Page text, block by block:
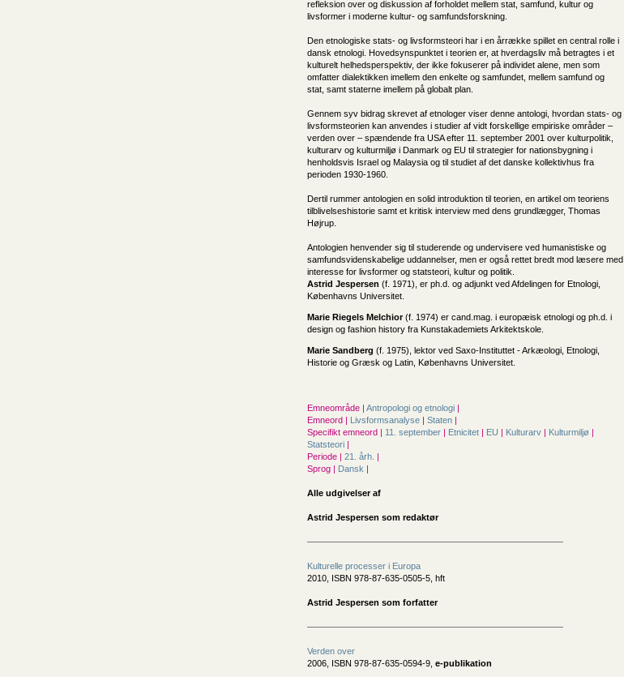
refleksion over og diskussion af forholdet mellem stat, samfund, kultur og
livsformer i moderne kultur- og samfundsforskning.
Den etnologiske stats- og livsformsteori har i en årrække spillet en central rolle i
dansk etnologi. Hovedsynspunktet i teorien er, at hverdagsliv må betragtes i et
kulturelt helhedsperspektiv, der ikke fokuserer på individet alene, men som
omfatter dialektikken imellem den enkelte og samfundet, mellem samfund og
stat, samt staterne imellem på globalt plan.
Gennem syv bidrag skrevet af etnologer viser denne antologi, hvordan stats- og
livsformsteorien kan anvendes i studier af vidt forskellige empiriske områder –
verden over – spændende fra USA efter 11. september 2001 over kulturpolitik,
kulturarv og kulturmiljø i Danmark og EU til strategier for nationsbygning i
henholdsvis Israel og Malaysia og til studiet af det danske kollektivhus fra
perioden 1930-1960.
Dertil rummer antologien en solid introduktion til teorien, en artikel om teoriens
tilblivelseshistorie samt et kritisk interview med dens grundlægger, Thomas
Højrup.
Antologien henvender sig til studerende og undervisere ved humanistiske og
samfundsvidenskabelige uddannelser, men er også rettet bredt mod læsere med
interesse for livsformer og statsteori, kultur og politik.
Astrid Jespersen (f. 1971), er ph.d. og adjunkt ved Afdelingen for Etnologi,
Københavns Universitet.
Marie Riegels Melchior(f. 1974) er cand.mag. i europæisk etnologi og ph.d. i
design og fashion history fra Kunstakademiets Arkitektskole.
Marie Sandberg (f. 1975), lektor ved Saxo-Instituttet - Arkæologi, Etnologi,
Historie og Græsk og Latin, Københavns Universitet.
Emneområde | Antropologi og etnologi |
Emneord | Livsformsanalyse | Staten |
Specifikt emneord | 11. september | Etnicitet | EU | Kulturarv | Kulturmiljø |
Statsteori |
Periode | 21. årh. |
Sprog | Dansk |
Alle udgivelser af
Astrid Jespersen som redaktør
Kulturelle processer i Europa
2010, ISBN 978-87-635-0505-5, hft
Astrid Jespersen som forfatter
Verden over
2006, ISBN 978-87-635-0594-9, e-publikation